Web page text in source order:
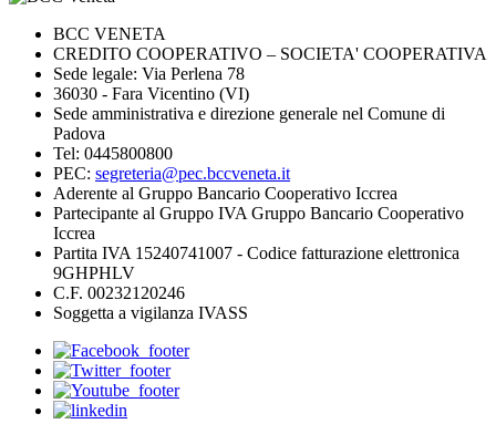
BCC VENETA
CREDITO COOPERATIVO – SOCIETA' COOPERATIVA
Sede legale: Via Perlena 78
36030 - Fara Vicentino (VI)
Sede amministrativa e direzione generale nel Comune di
Padova
Tel: 0445800800
PEC: segreteria@pec.bccveneta.it
Aderente al Gruppo Bancario Cooperativo Iccrea
Partecipante al Gruppo IVA Gruppo Bancario Cooperativo
Iccrea
Partita IVA 15240741007 - Codice fatturazione elettronica
9GHPHLV
C.F. 00232120246
Soggetta a vigilanza IVASS